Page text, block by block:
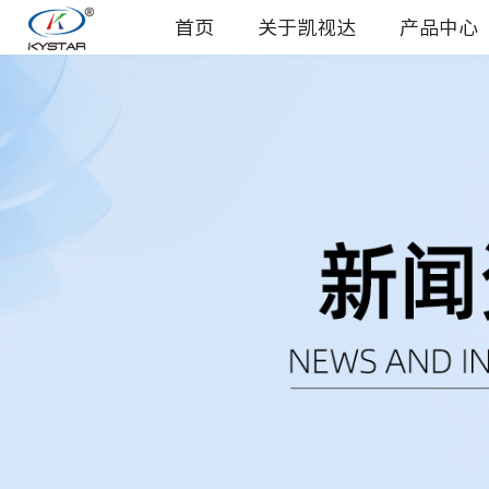
首页 关于凯视达 产品中心